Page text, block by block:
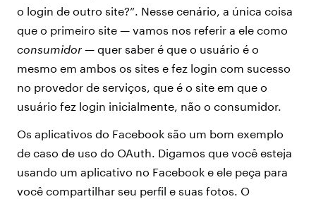
o login de outro site?”. Nesse cenário, a única coisa
que o primeiro site — vamos nos referir a ele como
consumidor — quer saber é que o usuário é o
mesmo em ambos os sites e fez login com sucesso
no provedor de serviços, que é o site em que o
usuário fez login inicialmente, não o consumidor.
Os aplicativos do Facebook são um bom exemplo
de caso de uso do OAuth. Digamos que você esteja
usando um aplicativo no Facebook e ele peça para
você compartilhar seu perfil e suas fotos. O